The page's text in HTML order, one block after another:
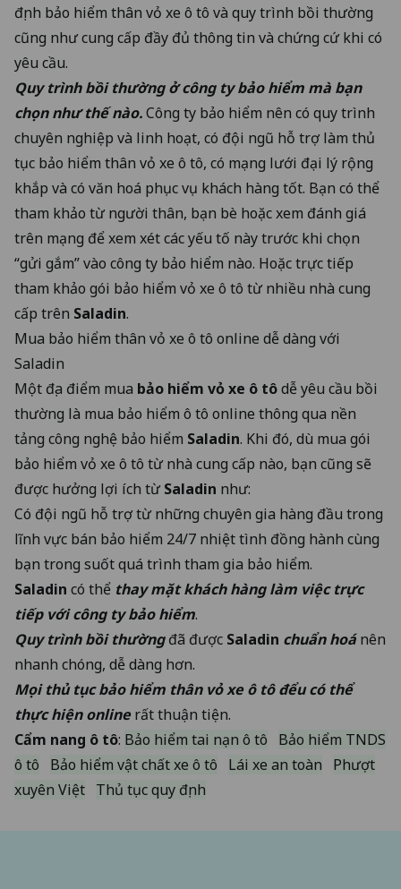
định bảo hiểm thân vỏ xe ô tô và quy trình bồi thường
cũng như cung cấp đầy đủ thông tin và chứng cứ khi có
yêu cầu.
Quy trình bồi thường ở công ty bảo hiểm mà bạn
chọn như thế nào.Công ty bảo hiểm nên có quy trình
chuyên nghiệp và linh hoạt, có đội ngũ hỗ trợ làm thủ
tục bảo hiểm thân vỏ xe ô tô, có mạng lưới đại lý rộng
khắp và có văn hoá phục vụ khách hàng tốt. Bạn có thể
tham khảo từ người thân, bạn bè hoặc xem đánh giá
trên mạng để xem xét các yếu tố này trước khi chọn
“gửi gắm” vào công ty bảo hiểm nào. Hoặc trực tiếp
tham khảo gói bảo hiểm vỏ xe ô tô từ nhiều nhà cung
cấp trên Saladin.
Mua bảo hiểm thân vỏ xe ô tô online dễ dàng với
Saladin
Một địa điểm mua bảo hiểm vỏ xe ô tôdễ yêu cầu bồi
thường là mua bảo hiểm ô tô online thông qua nền
tảng công nghệ bảo hiểm Saladin. Khi đó, dù mua gói
bảo hiểm vỏ xe ô tô từ nhà cung cấp nào, bạn cũng sẽ
được hưởng lợi ích từSaladin như:
Có đội ngũ hỗ trợ từ những chuyên gia hàng đầu trong
lĩnh vực bán bảo hiểm 24/7 nhiệt tình đồng hành cùng
bạn trong suốt quá trình tham gia bảo hiểm.
Saladin có thể thay mặt khách hàng làm việc trực
tiếp với công ty bảo hiểm.
Quy trình bồi thườngđã được Saladin chuẩn hoánên
nhanh chóng, dễ dàng hơn.
Mọi thủ tục bảo hiểm thân vỏ xe ô tô đểu có thể
thực hiện onlinerất thuận tiện.
Cẩm nang ô tô: Bảo hiểm tai nạn ô tô
Bảo hiểm TNDS
ô tô
Bảo hiểm vật chất xe ô tô Lái xe an toàn
Phượt
xuyên Việt Thủ tục quy định